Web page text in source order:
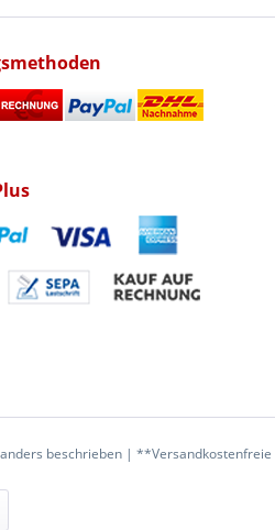
beschrieben |